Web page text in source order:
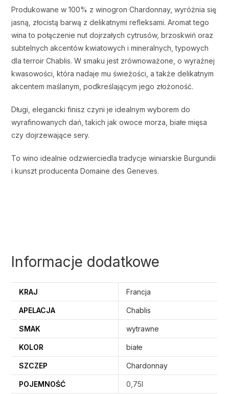
Produkowane w 100% z winogron Chardonnay, wyróżnia się
jasną, złocistą barwą z delikatnymi refleksami. Aromat tego
wina to połączenie nut dojrzałych cytrusów, brzoskwiń oraz
subtelnych akcentów kwiatowych i mineralnych, typowych
dla terroir Chablis. W smaku jest zrównoważone, o wyraźnej
kwasowości, która nadaje mu świeżości, a także delikatnym
akcentem maślanym, podkreślającym jego złożoność.
Długi, elegancki finisz czyni je idealnym wyborem do
wyrafinowanych dań, takich jak owoce morza, białe mięsa
czy dojrzewające sery.
To wino idealnie odzwierciedla tradycje winiarskie Burgundii
i kunszt producenta Domaine des Geneves.
Informacje dodatkowe
KRAJ Francja
APELACJA Chablis
SMAK wytrawne
KOLOR białe
SZCZEP Chardonnay
POJEMNOŚĆ 0,75l